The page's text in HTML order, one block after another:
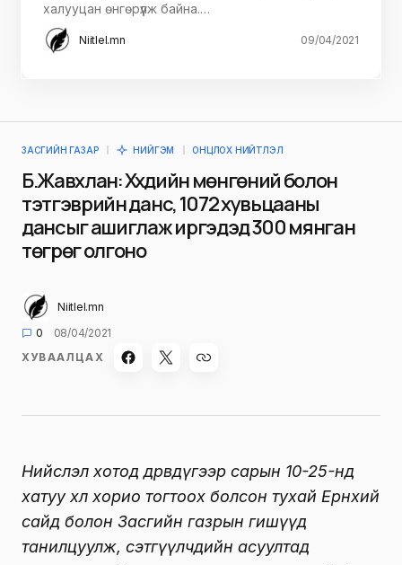
халууцан өнгөрүүлж байна.…
Niitlel.mn 09/04/2021
ЗАСГИЙН ГАЗАР НИЙГЭМ ОНЦЛОХ НИЙТЛЭЛ
Б.Жавхлан: Хүүхдийн мөнгөний болон
тэтгэврийн данс, 1072 хувьцааны
дансыг ашиглаж иргэдэд 300 мянган
төгрөг олгоно
Niitlel.mn
0
08/04/2021
ХУВААЛЦАХ
Нийслэл хотод дөрөвдүгээр сарын 10-25-нд
хатуу хөл хорио тогтоох болсон тухай Ерөнхий
сайд болон Засгийн газрын гишүүд
танилцуулж, сэтгүүлчдийн асуултад